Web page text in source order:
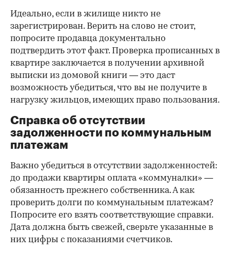
Идеально, если в жилище никто не
зарегистрирован. Верить на слово не стоит,
попросите продавца документально
подтвердить этот факт. Проверка прописанных в
квартире заключается в получении архивной
выписки из домовой книги — это даст
возможность убедиться, что вы не получите в
нагрузку жильцов, имеющих право пользования.
Справка об отсутствии
задолженности по коммунальным
платежам
Важно убедиться в отсутствии задолженностей:
до продажи квартиры оплата «коммуналки» —
обязанность прежнего собственника. А как
проверить долги по коммунальным платежам?
Попросите его взять соответствующие справки.
Дата должна быть свежей, сверьте указанные в
них цифры с показаниями счетчиков.